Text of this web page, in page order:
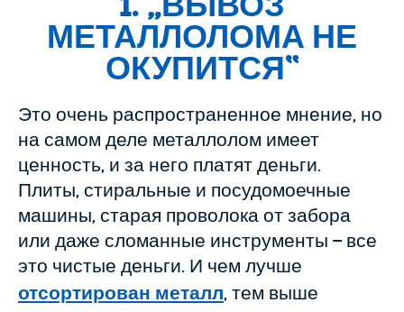
МЕТАЛЛОЛОМА НЕ
ОКУПИТСЯ “
Это очень распространенное мнение, но
на самом деле металлолом имеет
ценность, и за него платят деньги.
Плиты, стиральные и посудомоечные
машины, старая проволока от забора
или даже сломанные инструменты – все
это чистые деньги. И чем лучше
отсортирован металл, тем выше